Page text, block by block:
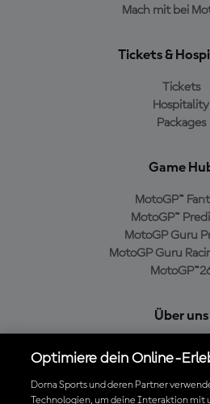
Mach mit bei
Tickets &
Tickets
Hospitality
Packages
Game
MotoGP™
MotoGP™
MotoGP Guru
MotoGP Guru
Über uns
Cookie-
Optimiere dein Online-
Dorna Sports und deren Partner
Technologien, um deine Interaktion mit